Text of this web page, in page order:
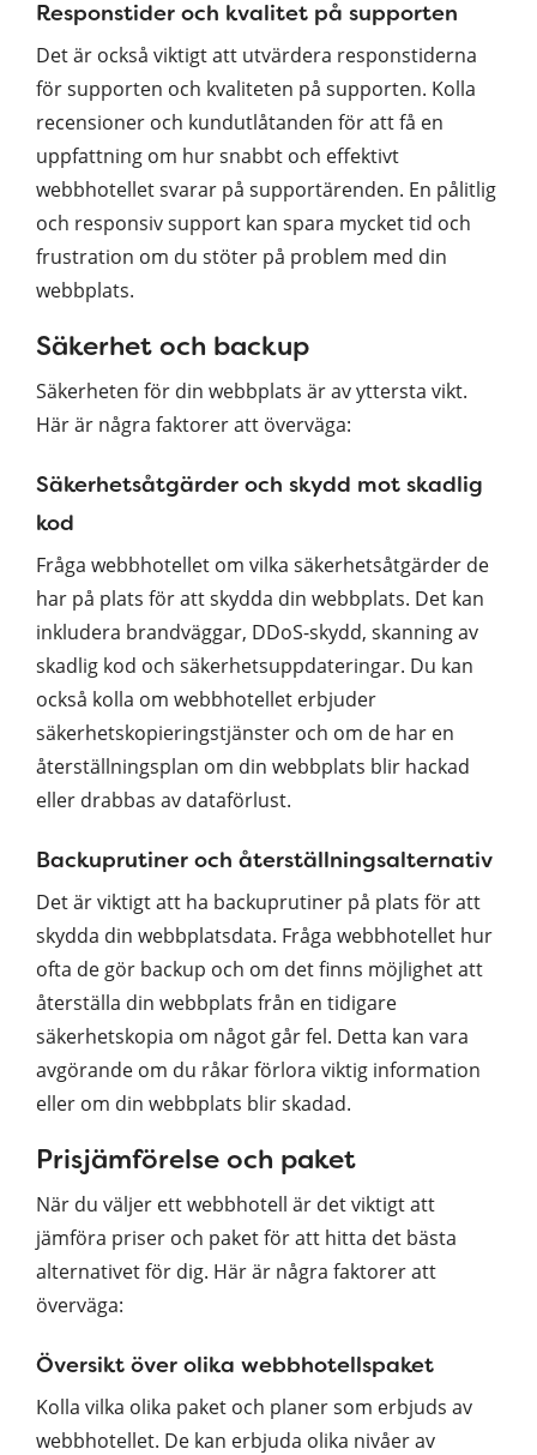
Responstider och kvalitet på supporten
Det är också viktigt att utvärdera responstiderna
för supporten och kvaliteten på supporten. Kolla
recensioner och kundutlåtanden för att få en
uppfattning om hur snabbt och effektivt
webbhotellet svarar på supportärenden. En pålitlig
och responsiv support kan spara mycket tid och
frustration om du stöter på problem med din
webbplats.
Säkerhet och backup
Säkerheten för din webbplats är av yttersta vikt.
Här är några faktorer att överväga:
Säkerhetsåtgärder och skydd mot skadlig
kod
Fråga webbhotellet om vilka säkerhetsåtgärder de
har på plats för att skydda din webbplats. Det kan
inkludera brandväggar, DDoS-skydd, skanning av
skadlig kod och säkerhetsuppdateringar. Du kan
också kolla om webbhotellet erbjuder
säkerhetskopieringstjänster och om de har en
återställningsplan om din webbplats blir hackad
eller drabbas av dataförlust.
Backuprutiner och återställningsalternativ
Det är viktigt att ha backuprutiner på plats för att
skydda din webbplatsdata. Fråga webbhotellet hur
ofta de gör backup och om det finns möjlighet att
återställa din webbplats från en tidigare
säkerhetskopia om något går fel. Detta kan vara
avgörande om du råkar förlora viktig information
eller om din webbplats blir skadad.
Prisjämförelse och paket
När du väljer ett webbhotell är det viktigt att
jämföra priser och paket för att hitta det bästa
alternativet för dig. Här är några faktorer att
överväga:
Översikt över olika webbhotellspaket
Kolla vilka olika paket och planer som erbjuds av
webbhotellet. De kan erbjuda olika nivåer av